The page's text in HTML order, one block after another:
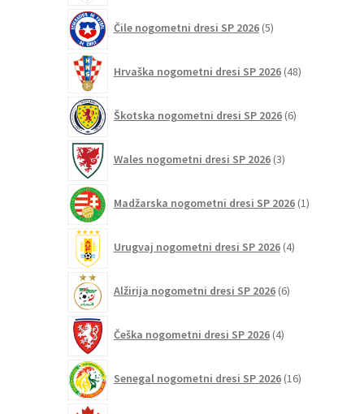
Čile nogometni dresi SP 2026 5izdelkov
Hrvaška nogometni dresi SP 2026 48izdelkov
Škotska nogometni dresi SP 2026 6izdelkov
Wales nogometni dresi SP 2026 3izdelki
Madžarska nogometni dresi SP 2026 1izdelek
Urugvaj nogometni dresi SP 2026 4izdelki
Alžirija nogometni dresi SP 2026 6izdelkov
Češka nogometni dresi SP 2026 4izdelki
Senegal nogometni dresi SP 2026 16izdelkov